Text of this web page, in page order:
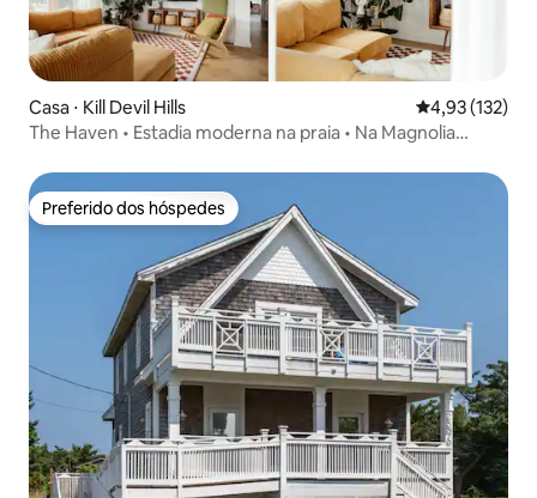
Casa ⋅ Kill Devil Hills 4,93 de uma
4,93 (132)
The Haven • Estadia moderna na praia • Na Magnolia
Preferido dos hóspedes
Preferido dos hóspedes